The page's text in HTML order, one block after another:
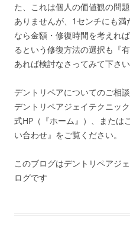
た、これは個人の価値観の問
ありませんが、1センチにも
なら金額・修復時間を考えれ
るという修復方法の選択も『
あれば検討なさってみて下さい
デントリペアについてのご相
デントリペアジェイテクニッ
式HP（『ホーム』）、または
い合わせ』をご覧ください。
このブログはデントリペアジ
ログです